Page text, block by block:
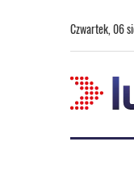
Czwartek, 06